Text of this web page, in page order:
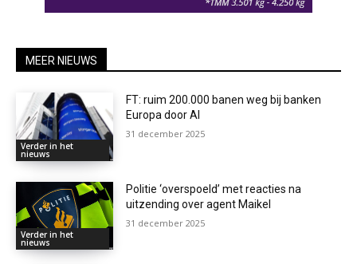
MEER NIEUWS
Verder in het
nieuws
FT: ruim 200.000 banen weg bij banken
Europa door AI
31 december 2025
Verder in het
nieuws
Politie ‘overspoeld’ met reacties na
uitzending over agent Maikel
31 december 2025